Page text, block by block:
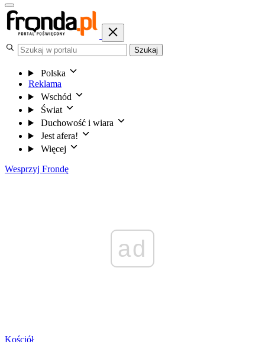
Szukaj
Polska
Reklama
Wschód
Świat
Duchowość i wiara
Jest afera!
Więcej
Wesprzyj Frondę
ad
Kościół